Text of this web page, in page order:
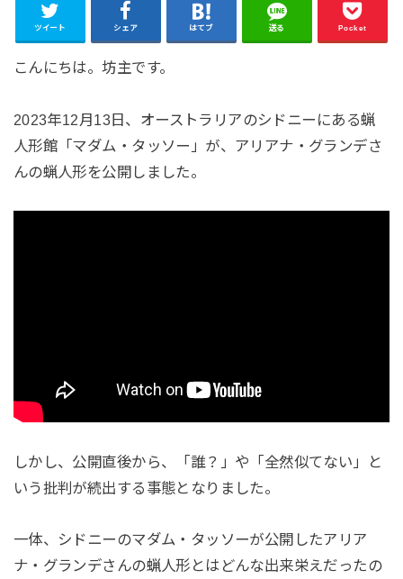
ツイート シェア はてブ 送る Pocket
こんにちは。坊主です。
2023年12月13日、オーストラリアのシドニーにある蝋
人形館「マダム・タッソー」が、アリアナ・グランデさ
んの蝋人形を公開しました。
しかし、公開直後から、「誰？」や「全然似てない」と
いう批判が続出する事態となりました。
一体、シドニーのマダム・タッソーが公開したアリア
ナ・グランデさんの蝋人形とはどんな出来栄えだったの